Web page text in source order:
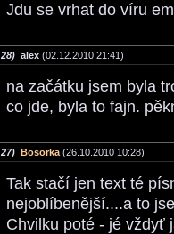
Jdu se vrhat do víru
28) alex (02.12.2010 21:41)
na začátku jsem byla
co jde, byla to fajn.
27) Bosorka (26.10.2010 10:28)
Tak stačí jen text té
nejoblíbenější....a to
Chvilku poté - jé vždyť